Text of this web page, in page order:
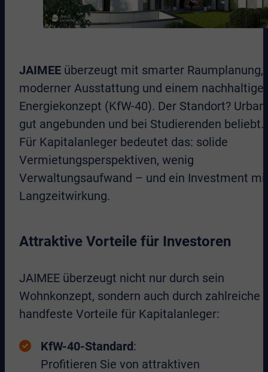
JAIMEE überzeugt mit smarter Raumplanung,
moderner Ausstattung und einem
Energiekonzept (KfW-40). Der Standort? Urban,
gut angebunden und bei Studierenden beliebt.
Für Kapitalanleger bedeutet das: solide
Vermietungsperspektiven, wenig
Verwaltungsaufwand – und ein Investment
Langzeitwirkung.
Attraktive Vorteile für Investoren
JAIMEE überzeugt nicht nur durch sein
Wohnkonzept, sondern auch durch zahlreiche
handfeste Vorteile für Kapitalanleger:
KfW-40-Standard:
Profitieren Sie von attraktiven